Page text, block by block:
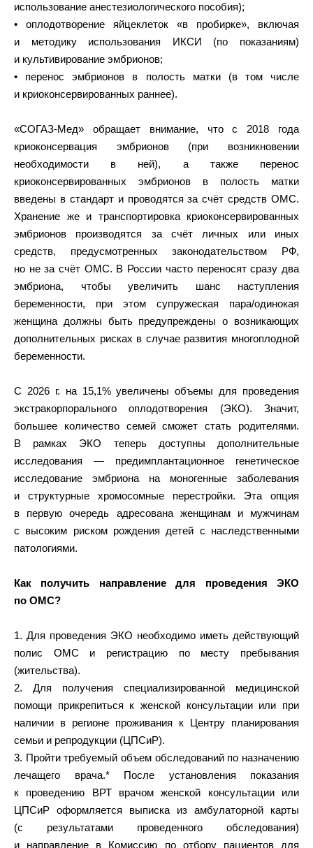
использование анестезиологического пособия);
• оплодотворение яйцеклеток «в пробирке», включая
и методику использования ИКСИ (по показаниям)
и культивирование эмбрионов;
• перенос эмбрионов в полость матки (в том числе
и криоконсервированных раннее).
«СОГАЗ-Мед» обращает внимание, что с 2018 года
криоконсервация эмбрионов (при возникновении
необходимости в ней), а также перенос
криоконсервированных эмбрионов в полость матки
введены в стандарт и проводятся за счёт средств ОМС.
Хранение же и транспортировка криоконсервированных
эмбрионов производятся за счёт личных или иных
средств, предусмотренных законодательством РФ,
но не за счёт ОМС. В России часто переносят сразу два
эмбриона, чтобы увеличить шанс наступления
беременности, при этом супружеская пара/одинокая
женщина должны быть предупреждены о возникающих
дополнительных рисках в случае развития многоплодной
беременности.
С 2026 г. на 15,1% увеличены объемы для проведения
экстракорпорального оплодотворения (ЭКО). Значит,
большее количество семей сможет стать родителями.
В рамках ЭКО теперь доступны дополнительные
исследования — предимплантационное генетическое
исследование эмбриона на моногенные заболевания
и структурные хромосомные перестройки. Эта опция
в первую очередь адресована женщинам и мужчинам
с высоким риском рождения детей с наследственными
патологиями.
Как получить направление для проведения ЭКО
по ОМС?
1. Для проведения ЭКО необходимо иметь действующий
полис ОМС и регистрацию по месту пребывания
(жительства).
2. Для получения специализированной медицинской
помощи прикрепиться к женской консультации или при
наличии в регионе проживания к Центру планирования
семьи и репродукции (ЦПСиР).
3. Пройти требуемый объем обследований по назначению
лечащего врача.* После установления показания
к проведению ВРТ врачом женской консультации или
ЦПСиР оформляется выписка из амбулаторной карты
(с результатами проведенного обследования)
и направление в Комиссию по отбору пациентов для